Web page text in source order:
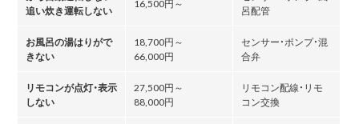
追い炊き運転しない
16,500円～
呂配管
お風呂の湯はりがで
きない
18,700円～
66,000円
センサー・ポンプ・混
合弁
リモコンが点灯・表示
しない
27,500円～
88,000円
リモコン配線・リモ
コン交換